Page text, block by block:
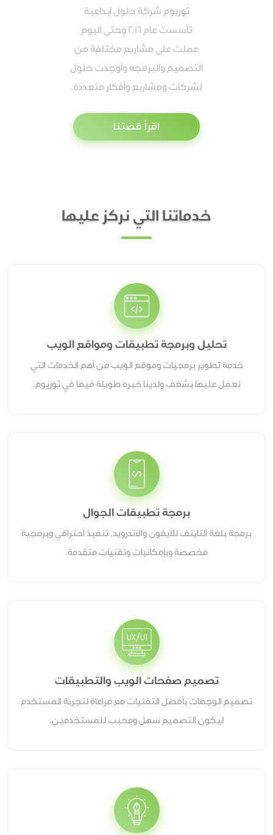
توريوم شركة حلول ابداعية
تأسست عام 2016 وحتى اليوم
عملت على مشاريع مختلفة من
التصميم والبرمجه وأوجدت حلول
لشركات ومشاريع وأفكار متعددة.
اقرأ قصتنا
خدماتنا التي نركز عليها
تحليل وبرمجة تطبيقات ومواقع الويب
خدمة تطوير برمجيات وموقع الويب من أهم الخدمات التي
نعمل عليها بشغف ولدينا خبره طويلة فيها في توريوم.
برمجة تطبيقات الجوال
برمجة بلغة النايتف للآيفون والآندرويد, تنفيذ احترافي وبرمجية
مخصصة وبإمكانيات وتقنيات متقدمة.
تصميم صفحات الويب والتطبيقات
تصميم الوجهات بأفضل التقنيات مع مراعاة لتجربة المستخدم
ليكون التصميم سهل ومحبب للمستخدمين.